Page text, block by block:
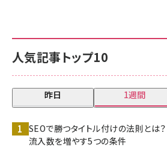
人気記事トップ10
昨日 1週間
SEOで勝つタイトル付けの法則とは
流入数を増やす5つの条件